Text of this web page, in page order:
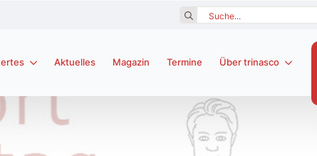
Search
Aktuelles Magazin Termine Über trinasco